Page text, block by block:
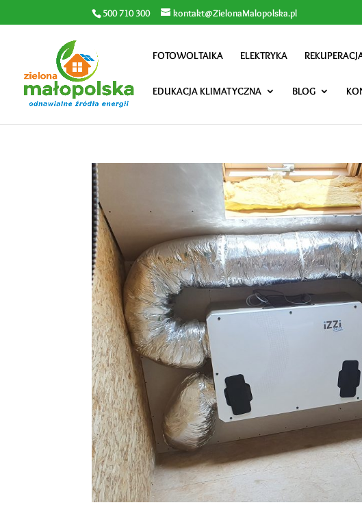
500 710 300 kontakt@ZielonaMalopolska.pl
FOTOWOLTAIKA ELEKTRYKA
EDUKACJA KLIMATYCZNA BLOG